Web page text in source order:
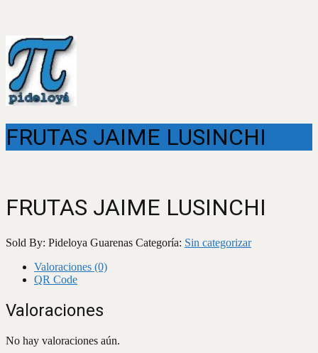
FRUTAS JAIME LUSINCHI
FRUTAS JAIME LUSINCHI
Sold By: Pideloya Guarenas Categoría: Sin categorizar
Valoraciones (0)
QR Code
Valoraciones
No hay valoraciones aún.